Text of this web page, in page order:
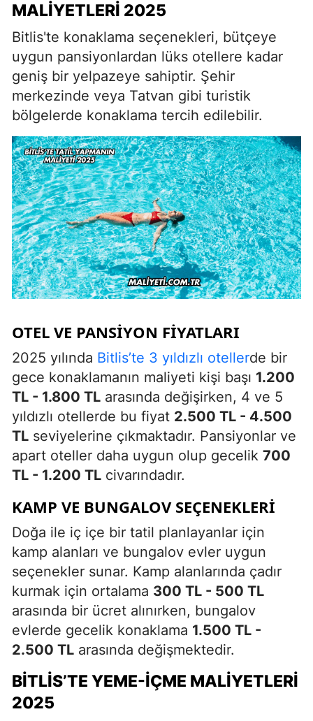
MALIYETLERI 2025
Bitlis'te konaklama seçenekleri, bütçeye
uygun pansiyonlardan lüks otellere kadar
geniş bir yelpazeye sahiptir. Şehir
merkezinde veya Tatvan gibi turistik
bölgelerde konaklama tercih edilebilir.
OTEL VE PANSIYON FIYATLARI
2025 yılında Bitlis’te 3 yıldızlı otellerde bir
gece konaklamanın maliyeti kişi başı 1.200
TL - 1.800 TL arasında değişirken, 4 ve 5
yıldızlı otellerde bu fiyat 2.500 TL - 4.500
TL seviyelerine çıkmaktadır. Pansiyonlar ve
apart oteller daha uygun olup gecelik 700
TL - 1.200 TL civarındadır.
KAMP VE BUNGALOV SEÇENEKLERI
Doğa ile iç içe bir tatil planlayanlar için
kamp alanları ve bungalov evler uygun
seçenekler sunar. Kamp alanlarında çadır
kurmak için ortalama 300 TL - 500 TL
arasında bir ücret alınırken, bungalov
evlerde gecelik konaklama 1.500 TL -
2.500 TL arasında değişmektedir.
BITLIS’TE YEME-İÇME MALIYETLERI
2025